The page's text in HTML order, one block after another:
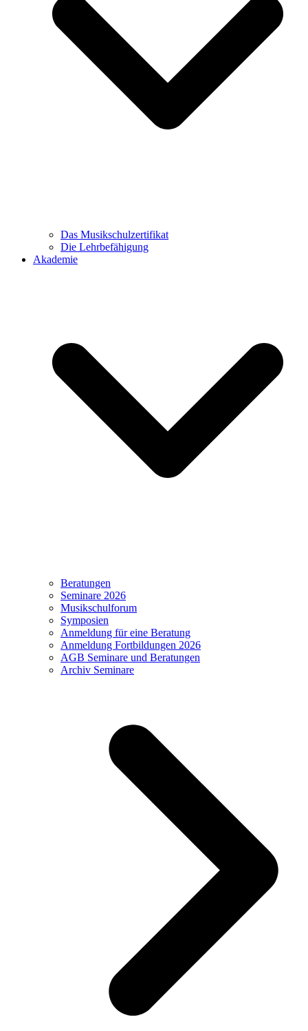
Das Musikschulzertifikat
Die Lehrbefähigung
Akademie
Beratungen
Seminare 2026
Musikschulforum
Symposien
Anmeldung für eine Beratung
Anmeldung Fortbildungen 2026
AGB Seminare und Beratungen
Archiv Seminare